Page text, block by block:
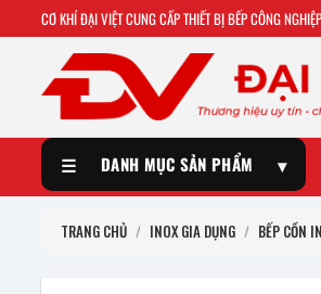
CƠ KHÍ ĐẠI VIỆT CUNG CẤP THIẾT BỊ BẾP CÔNG
☰ DANH MỤC SẢN PHẨM ▾
TRANG CHỦ / INOX GIA DỤNG / BẾP CỒN